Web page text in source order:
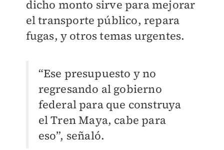
dicho monto sirve para mejorar
el transporte público, repara
fugas, y otros temas urgentes.
“Ese presupuesto y no
regresando al gobierno
federal para que construya
el Tren Maya, cabe para
eso”, señaló.